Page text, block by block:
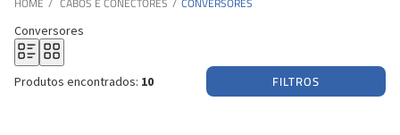
Conversores
Produtos encontrados: 10 FILTROS